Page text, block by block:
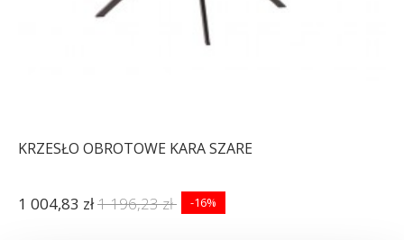
KRZESŁO OBROTOWE KARA SZARE
1 004,83 zł1 196,23 zł -16%